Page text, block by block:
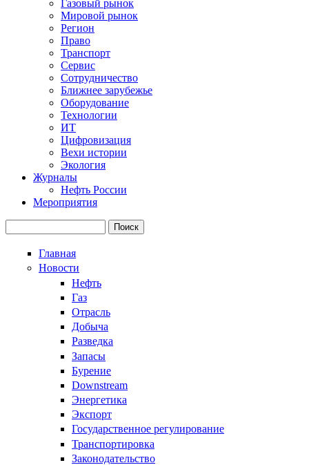
Газовый рынок
Мировой рынок
Регион
Право
Транспорт
Сервис
Сотрудничество
Ближнее зарубежье
Оборудование
Технологии
ИТ
Цифровизация
Вехи истории
Экология
Журналы
Нефть России
Мероприятия
Главная
Новости
Нефть
Газ
Отрасль
Добыча
Разведка
Запасы
Бурение
Downstream
Энергетика
Экспорт
Государственное регулирование
Транспортировка
Законодательство